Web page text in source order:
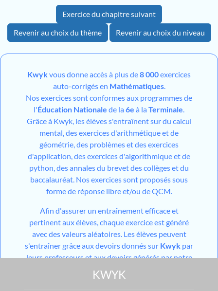
Exercice du chapitre suivant
Revenir au choix du thème
Revenir au choix du niveau
Kwykvous donne accès à plus de8 000exercices
auto-corrigés en Mathématiques.
Nos exercices sont conformes aux programmes de
l'Éducation Nationale de la 6e à la Terminale.
Grâce à Kwyk, les élèves s'entraînent sur du calcul
mental, des exercices d'arithmétique et de
géométrie, des problèmes et des exercices
d'application, des exercices d'algorithmique et de
python, des annales du brevet des collèges et du
baccalauréat. Nos exercices sont proposés sous
forme de réponse libre et/ou de QCM.
Afin d'assurer un entraînement efficace et
pertinent aux élèves, chaque exercice est généré
avec des valeurs aléatoires. Les élèves peuvent
s'entraîner grâce aux devoirs donnés sur Kwyk par
leurs professeurs et aux devoirs générés par notre
mais aussi grâce aux différents
modules de travail en autonomie mis à disposition
KWYK